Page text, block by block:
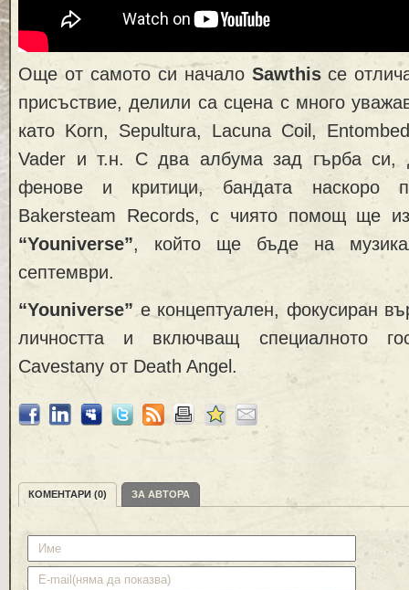
Още от самото си начало Sawthisсе
присъствие, делили са сцена с много
като Korn, Sepultura, Lacuna Coil,
Vader и т.н. С два албума зад гърба си,
фенове и критици, бандата наскоро
Bakersteam Records, с чиято помощ ще
“Youniverse”, който ще бъде на
септември.
“Youniverse” e концептуален, фокусиран
личността и включващ специалното
Cavestany от Death Angel.
КОМЕНТАРИ (0) ЗА АВТОРА